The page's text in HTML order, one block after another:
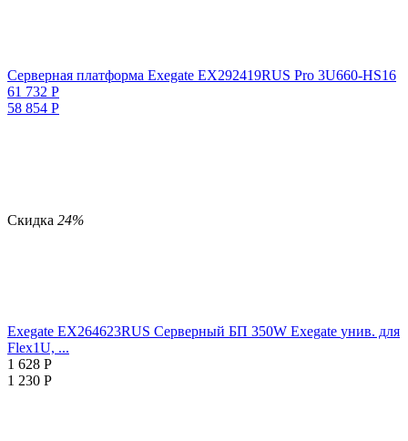
Серверная платформа Exegate EX292419RUS Pro 3U660-HS16
61 732 Р
58 854 Р
Скидка 24%
Exegate EX264623RUS Серверный БП 350W Exegate унив. для
Flex1U, ...
1 628 Р
1 230 Р